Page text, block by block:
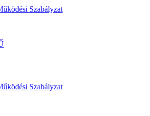
Szabályzat
Szabályzat